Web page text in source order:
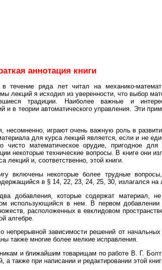
аннотация книги
ряда лет читал на механико-
лекций я исходил из уверенности, что выбор
традиции. Наиболее важные и
в теории автоматического управления. Эти
несомненно, играют очень важную роль в
для курса лекций является, если и не
математическое орудие, пригодное
некоторые технические вопросы. В книге они
и, соответственно, этой книги.
включены некоторые более трудные вопросы,
в § 14, 22, 23, 24, 25, 30, излагался на
добавления, которые содержат материал,
использующийся в нем. В первом
расположенных в евклидовом
алгебре.
зависимости решений от
также многие более мелкие исправления.
и ближайшим товарищам по работе В. Г.
также при написании и редактировании этой